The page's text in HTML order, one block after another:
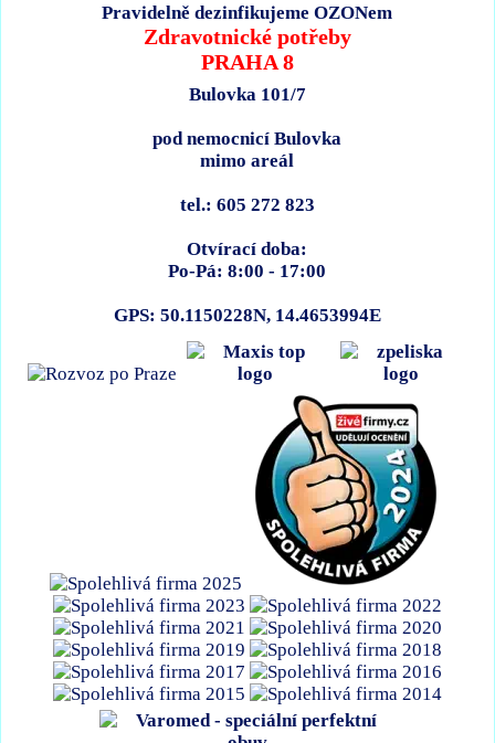
Pravidelně dezinfikujeme OZONem
Zdravotnické potřeby
PRAHA 8
Bulovka 101/7
pod nemocnicí Bulovka
mimo areál
tel.: 605 272 823
Otvírací doba:
Po-Pá: 8:00 - 17:00
GPS: 50.1150228N, 14.4653994E